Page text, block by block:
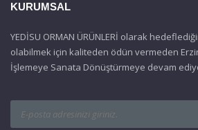
KURUMSAL
YEDİSU ORMAN ÜRÜNLERİ olarak
olabilmek için kaliteden ödün vermeden
İşlemeye Sanata Dönüştürmeye devam